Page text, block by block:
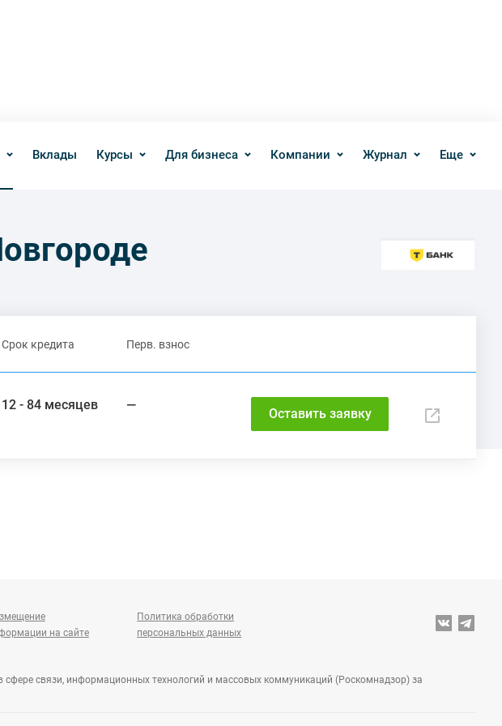
Вклады Курсы Для бизнеса Компании Журнал Еще
Срок кредита Перв. взнос
12 - 84 месяцев —
Оставить заявку
на сайте
Политика обработки
персональных данных
связи, информационных технологий и массовых коммуникаций (Роскомнадзор) за